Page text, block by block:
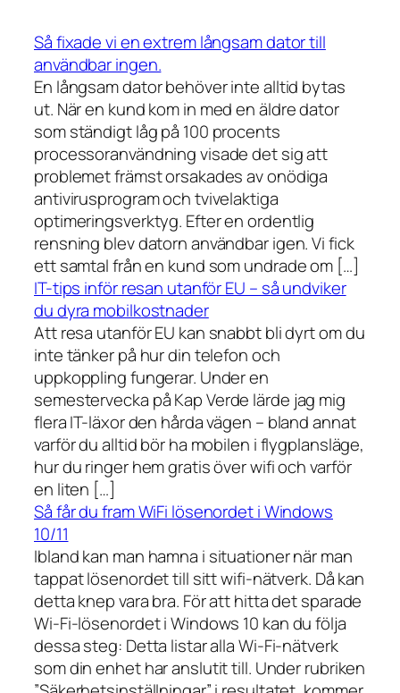
Så fixade vi en extrem långsam dator till
användbar ingen.
En långsam dator behöver inte alltid bytas
ut. När en kund kom in med en äldre dator
som ständigt låg på 100 procents
processoranvändning visade det sig att
problemet främst orsakades av onödiga
antivirusprogram och tvivelaktiga
optimeringsverktyg. Efter en ordentlig
rensning blev datorn användbar igen. Vi fick
ett samtal från en kund som undrade om […]
IT-tips inför resan utanför EU – så undviker
du dyra mobilkostnader
Att resa utanför EU kan snabbt bli dyrt om du
inte tänker på hur din telefon och
uppkoppling fungerar. Under en
semestervecka på Kap Verde lärde jag mig
flera IT-läxor den hårda vägen – bland annat
varför du alltid bör ha mobilen i flygplansläge,
hur du ringer hem gratis över wifi och varför
en liten […]
Så får du fram WiFi lösenordet i Windows
10/11
Ibland kan man hamna i situationer när man
tappat lösenordet till sitt wifi-nätverk. Då kan
detta knep vara bra. För att hitta det sparade
Wi-Fi-lösenordet i Windows 10 kan du följa
dessa steg: Detta listar alla Wi-Fi-nätverk
som din enhet har anslutit till. Under rubriken